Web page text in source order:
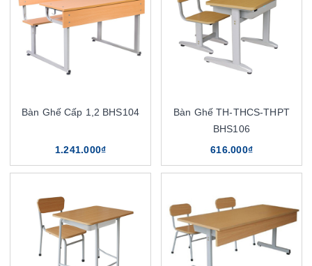
Bàn Ghế Cấp 1,2 BHS104
1.241.000₫
Bàn Ghế TH-THCS-THPT
BHS106
616.000₫